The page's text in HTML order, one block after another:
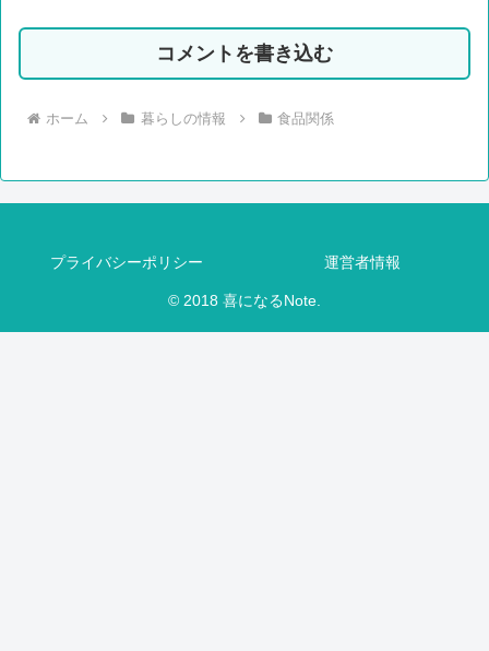
コメントを書き込む
ホーム 暮らしの情報 食品関係
プライバシーポリシー 運営者情報
© 2018 喜になるNote.